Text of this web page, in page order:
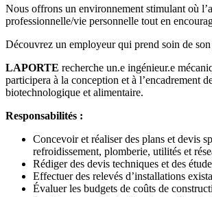
Nous offrons un environnement stimulant où
professionnelle/vie personnelle tout en
Découvrez un employeur qui prend soin de
LAPORTE recherche un.e ingénieur.e
participera à la conception et à l’encadrement
biotechnologique et alimentaire.
Responsabilités :
Concevoir et réaliser des plans et devis
refroidissement, plomberie, utilités et
Rédiger des devis techniques et des
Effectuer des relevés d’installations
Évaluer les budgets de coûts de